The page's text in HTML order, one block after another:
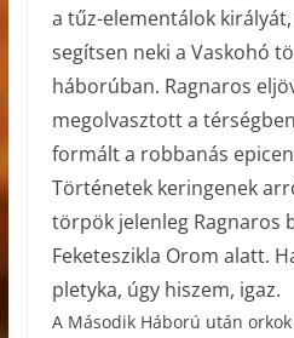
a tűz-elementálok
segítsen neki a Vaskohó
háborúban. Ragnaros
megolvasztott a
formált a robbanás
Történetek keringenek
törpök jelenleg Ragnaros
Feketeszikla Orom alatt.
pletyka, úgy hiszem, igaz.
A Második Háború után